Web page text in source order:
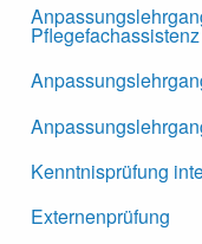
Pflegefachassistenz
Kenntnisprüfung
Externenprüfung